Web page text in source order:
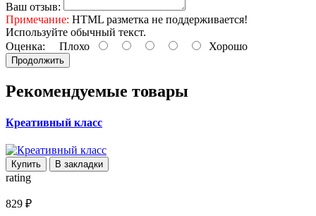
Ваш отзыв:
Примечание: HTML разметка не поддерживается!
Используйте обычный текст.
Оценка: Плохо Хорошо
Продолжить
Рекомендуемые товары
Креативный класс
Купить В закладки
rating
829 ₽